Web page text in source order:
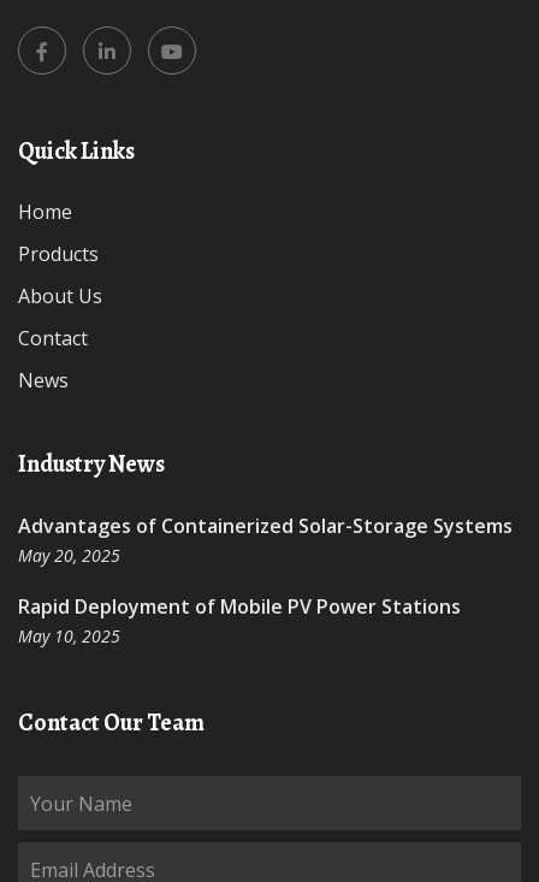
Quick Links
Home
Products
About Us
Contact
News
Industry News
Advantages of Containerized Solar-Storage Systems
May 20, 2025
Rapid Deployment of Mobile PV Power Stations
May 10, 2025
Contact Our Team